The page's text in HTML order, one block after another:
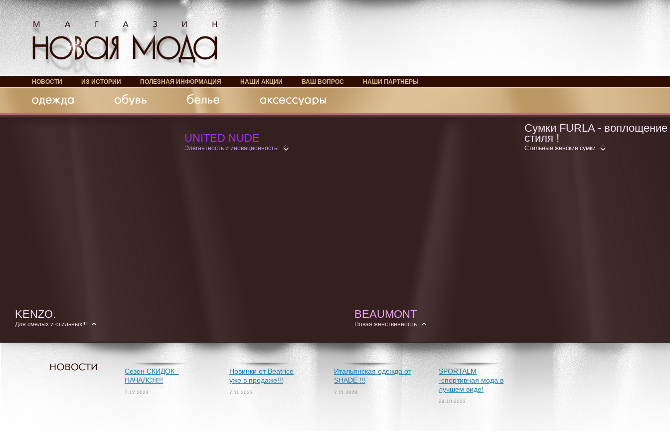
НОВОСТИ ИЗ ИСТОРИИ ПОЛЕЗНАЯ ИНФОРМАЦИЯ НАШИ АКЦИИ ВАШ ВОПРОС НАШИ ПАРТНЕРЫ
Аксессуары
KENZO.
Для смелых и стильных!!!
UNITED NUDE
Элегантность и иновационность!
BEAUMONT
Новая женственность
Сумки FURLA - воплощение
стиля !
Стильные женские сумки
Сезон СКИДОК -
НАЧАЛСЯ!!!
7.12.2023
Новинки от Beatrice
уже в продаже!!!
7.11.2023
Итальянская одежда от
SHADE !!!
7.11.2023
SPORTALM
-спортивная мода в
лучшем виде!
24.10.2023